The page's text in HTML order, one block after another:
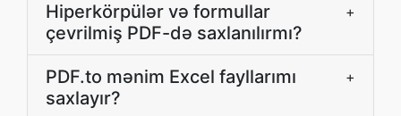
Hiperkörpülər və formullar
çevrilmiş PDF-də saxlanılırmı?
+
PDF.to mənim Excel fayllarımı
saxlayır?
+